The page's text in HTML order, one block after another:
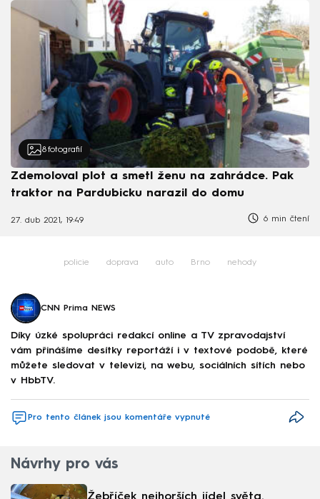
8 fotografií
Zdemoloval plot a smetl ženu na zahrádce. Pak
traktor na Pardubicku narazil do domu
27. dub 2021, 19:49 6 min čtení
policie doprava auto Brno nehody
CNN Prima NEWS
Díky úzké spolupráci redakcí online a TV zpravodajství
vám přinášíme desítky reportáží i v textové podobě, které
můžete sledovat v televizi, na webu, sociálních sítích nebo
v HbbTV.
Pro tento článek jsou komentáře vypnuté
Návrhy pro vás